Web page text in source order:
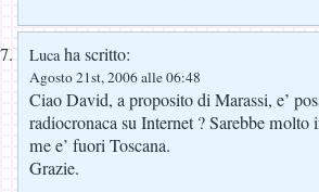
Lucaha scritto:
Agosto 21st, 2006 alle 06:48
Ciao David, a proposito di Marassi, e’
radiocronaca su Internet ? Sarebbe
me e’ fuori Toscana.
Grazie.